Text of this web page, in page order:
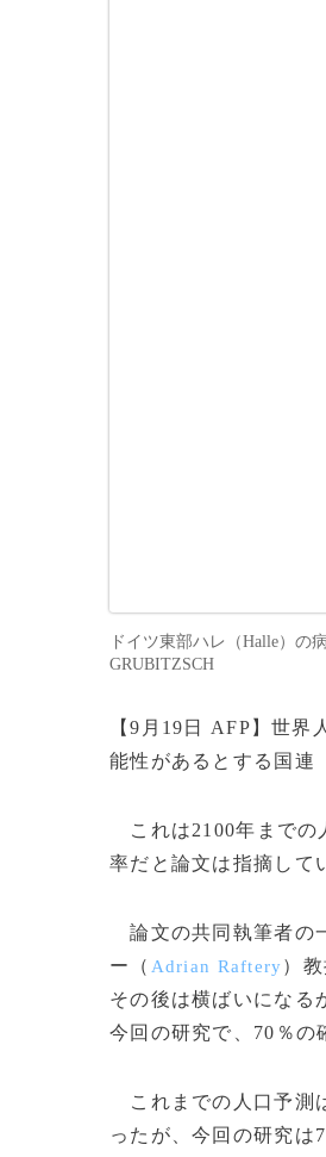
ドイツ東部ハレ（Halle）の
GRUBITZSCH
【9月19日 AFP】世
能性があるとする国連
これは2100年までの
率だと論文は指摘して
論文の共同執筆者の
ー（ Adrian Raftery）
その後は横ばいになる
今回の研究で、70％の
これまでの人口予測
ったが、今回の研究は